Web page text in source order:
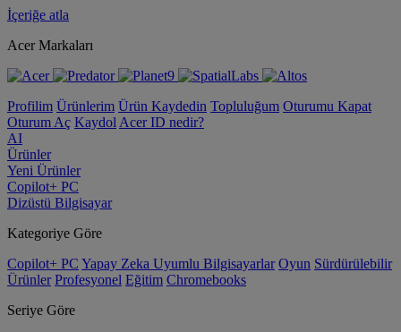
İçeriğe atla
Acer Markaları
Profilim Ürünlerim Ürün Kaydedin Topluluğum Oturumu Kapat
Oturum Aç Kaydol Acer ID nedir?
AI
Ürünler
Yeni Ürünler
Copilot+ PC
Dizüstü Bilgisayar
Kategoriye Göre
Copilot+ PC Yapay Zeka Uyumlu Bilgisayarlar Oyun Sürdürülebilir
Ürünler Profesyonel Eğitim Chromebooks
Seriye Göre